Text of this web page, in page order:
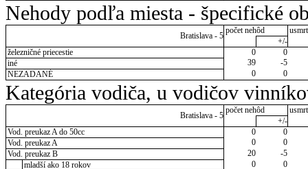
Nehody podľa miesta - špecifické
Bratislava - 5
počet nehôd
+/-
železničné priecestie
0
0
iné
39
-5
NEZADANÉ
0 0
Kategória vodiča, u vodičov
Bratislava - 5
počet nehôd
+/-
Vod. preukaz A do 50cc
0
0
Vod. preukaz A
0
0
Vod. preukaz B
20
-5
mladší ako 18 rokov
0
0